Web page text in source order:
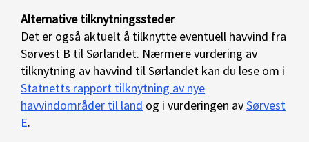
Alternative tilknytningssteder
Det er også aktuelt å tilknytte eventuell havvind fra
Sørvest B til Sørlandet. Nærmere vurdering av
tilknytning av havvind til Sørlandet kan du lese om i
Statnetts rapport tilknytning av nye
havvindområder til land og i vurderingen avSørvest
E.